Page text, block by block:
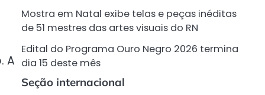
A
Mostra em Natal exibe telas e peças inéditas
de 51 mestres das artes visuais do RN
Edital do Programa Ouro Negro 2026 termina
dia 15 deste mês
Seção internacional